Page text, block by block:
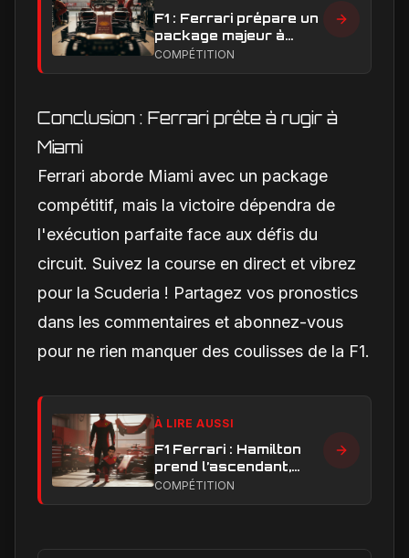
F1 : Ferrari prépare un
package majeur à
Barcelone, un test
COMPÉTITION
Conclusion : Ferrari prête à rugir à
Miami
Ferrari aborde Miami avec un package
compétitif, mais la victoire dépendra de
l'exécution parfaite face aux défis du
circuit. Suivez la course en direct et vibrez
pour la Scuderia ! Partagez vos pronostics
dans les commentaires et abonnez-vous
pour ne rien manquer des coulisses de la F1.
À LIRE AUSSI
F1 Ferrari : Hamilton
prend l’ascendant,
Leclerc sous pression
COMPÉTITION